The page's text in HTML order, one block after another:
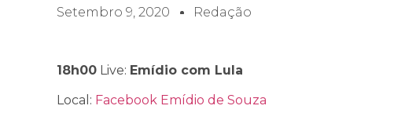
Setembro 9, 2020 Redação
18h00 Live: Emídio com Lula
Local: Facebook Emídio de Souza